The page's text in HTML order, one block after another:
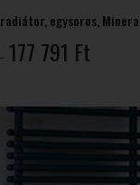
egysoros,
– 177 791 Ft103
-
791 Ft